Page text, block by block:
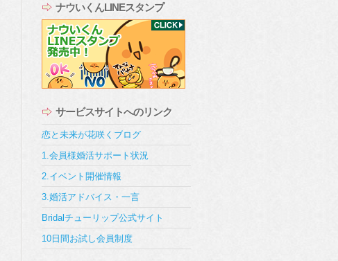
イ
ブ
ナウいくんLINEスタンプ
サービスサイトへのリンク
恋と未来が花咲くブログ
1.会員様婚活サポート状況
2.イベント開催情報
3.婚活アドバイス・一言
Bridalチューリップ公式サイト
10日間お試し会員制度